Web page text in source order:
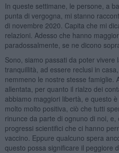
In queste settimane, le persone, a
punta di vergogna, mi stanno
di novembre 2020. Capita che mi
relazioni. Adesso che hanno
paradossalmente, se ne dicono
Sono, siamo passati da poter vivere
tranquillità, ad essere reclusi in
nemmeno le nostre stesse famiglie.
allentata, per quanto il rialzo dei
abbiamo maggiori libertà, e questo
molto molto positiva, ciò che tutti
rinunce da parte di ognuno di noi,
progressi scientifici che ci hanno
vaccino. Eppure qualcuno spera
questo possa significare il peggiore